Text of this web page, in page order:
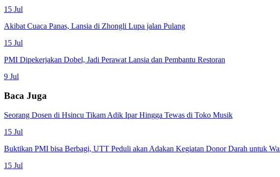
15 Jul
Akibat Cuaca Panas, Lansia di Zhongli Lupa jalan Pulang
15 Jul
PMI Dipekerjakan Dobel, Jadi Perawat Lansia dan Pembantu Restoran
9 Jul
Baca Juga
Seorang Dosen di Hsincu Tikam Adik Ipar Hingga Tewas di Toko Musik
15 Jul
Buktikan PMI bisa Berbagi, UTT Peduli akan Adakan Kegiatan Donor Darah untuk
15 Jul